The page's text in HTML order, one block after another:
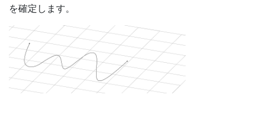
を確定します。